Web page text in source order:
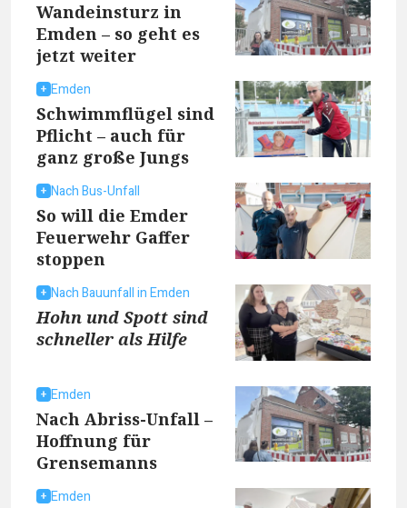
Wandeinsturz in
Emden – so geht es
jetzt weiter
Emden
Schwimmflügel sind
Pflicht – auch für
ganz große Jungs
Nach Bus-Unfall
So will die Emder
Feuerwehr Gaffer
stoppen
Nach Bauunfall in Emden
Hohn und Spott sind
schneller als Hilfe
Emden
Nach Abriss-Unfall –
Hoffnung für
Grensemanns
Emden